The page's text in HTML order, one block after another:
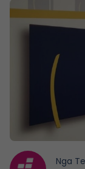
Nga